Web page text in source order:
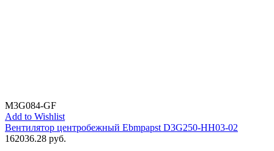
M3G084-GF
Add to Wishlist
Вентилятор центробежный Ebmpapst D3G250-HH03-02
162036.28 руб.